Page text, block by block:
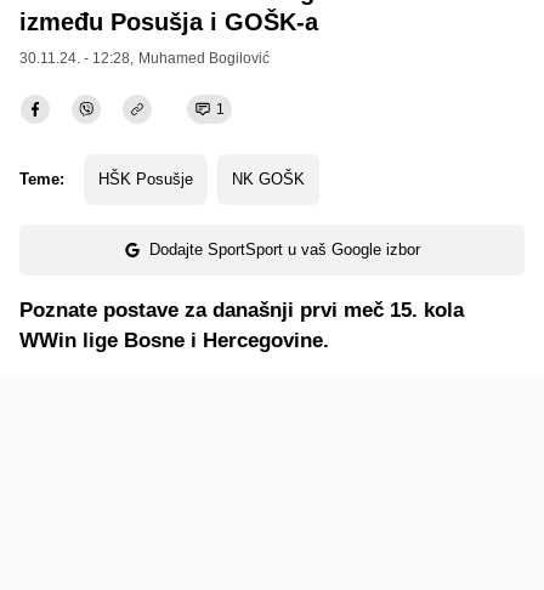
između Posušja i GOŠK-a
30.11.24. - 12:28, Muhamed Bogilović
1
Teme: HŠK Posušje NK GOŠK
Dodajte SportSport u vaš Google izbor
Poznate postave za današnji prvi meč 15. kola
WWin lige Bosne i Hercegovine.